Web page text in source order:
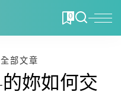
0
全部文章
妳如何交